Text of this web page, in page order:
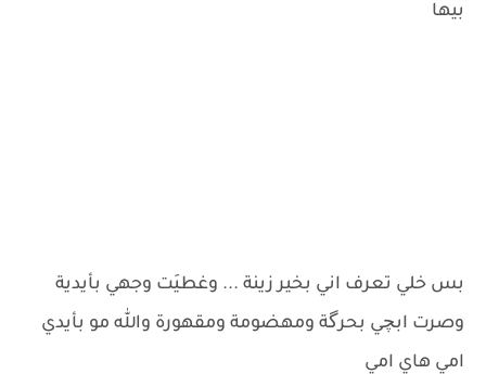
بيها
بس خلي تعرف اني بخير زينة ... وغطيَت وجهي بأيدية
وصرت ابچي بحرگة ومهضومة ومقهورة والله مو بأيدي
امي هاي امي